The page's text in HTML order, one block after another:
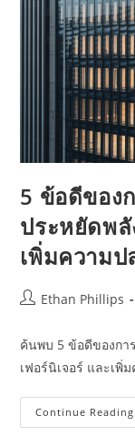
5 ข้อดีของ
ประหยัดพ
เพิ่มความ
PostEthan Phillips
ค้นพบ 5 ข้อดีของกา
เฟอร์นิเจอร์ และเ
Continue Reading